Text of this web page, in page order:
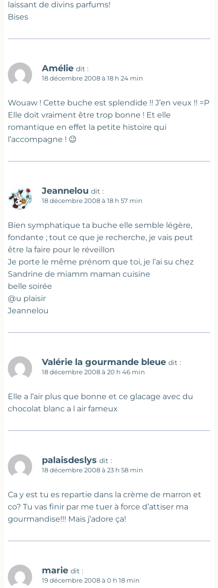
laissant de divins parfums!
Bises
Amélie dit :
18 décembre 2008 à 18 h 24 min
Wouaw ! Cette buche est splendide !! J’en veux !! =P
Elle doit vraiment être trop bonne ! Et elle
romantique en effet la petite histoire qui
l’accompagne ! 😉
Jeannelou dit :
18 décembre 2008 à 18 h 57 min
Bien symphatique ta buche elle semble légère,
fondante ; tout ce que je recherche, je vais peut
être la faire pour le réveillon
Je porte le même prénom que toi, je l’ai su chez
Sandrine de miamm maman cuisine
belle soirée
@u plaisir
Jeannelou
Valérie la gourmande bleue dit :
18 décembre 2008 à 20 h 46 min
Elle a l’air plus que bonne et ce glacage avec du
chocolat blanc a l air fameux
palaisdeslys dit :
18 décembre 2008 à 23 h 58 min
Ca y est tu es repartie dans la crème de marron et
co? Tu vas finir par me tuer à force d’attiser ma
gourmandise!!! Mais j’adore ça!
marie dit :
19 décembre 2008 à 0 h 18 min